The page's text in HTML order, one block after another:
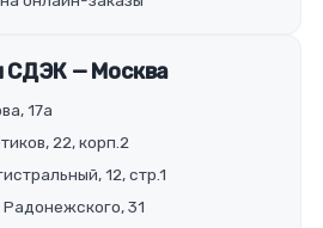
СДЭК — Москва
17а
22, корп.2
12, стр.1
Радонежского, 31